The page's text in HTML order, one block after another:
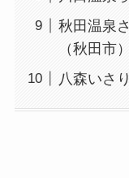
秋田温泉
（秋田市）
八森いさ